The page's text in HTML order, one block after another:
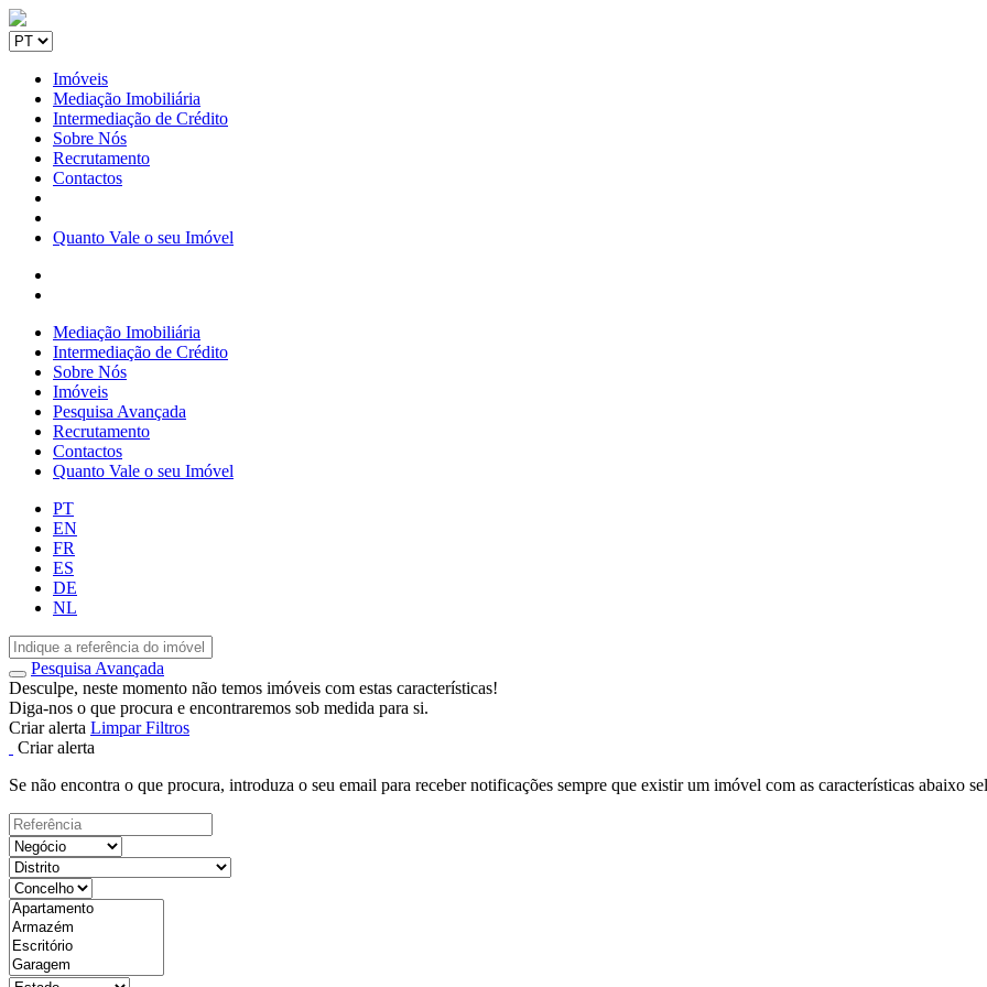
Imóveis
Mediação Imobiliária
Intermediação de Crédito
Sobre Nós
Recrutamento
Contactos
Quanto Vale o seu Imóvel
Mediação Imobiliária
Intermediação de Crédito
Sobre Nós
Imóveis
Pesquisa Avançada
Recrutamento
Contactos
Quanto Vale o seu Imóvel
PT
EN
FR
ES
DE
NL
Pesquisa Avançada
Desculpe, neste momento não temos imóveis com estas características!
Diga-nos o que procura e encontraremos sob medida para si.
Criar alerta Limpar Filtros
Criar alerta
Se não encontra o que procura, introduza o seu email para receber notificações sempre que existir um imóvel com as características abaixo